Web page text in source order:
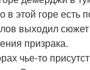
в этой горе
выходил
призрака.
чье-то